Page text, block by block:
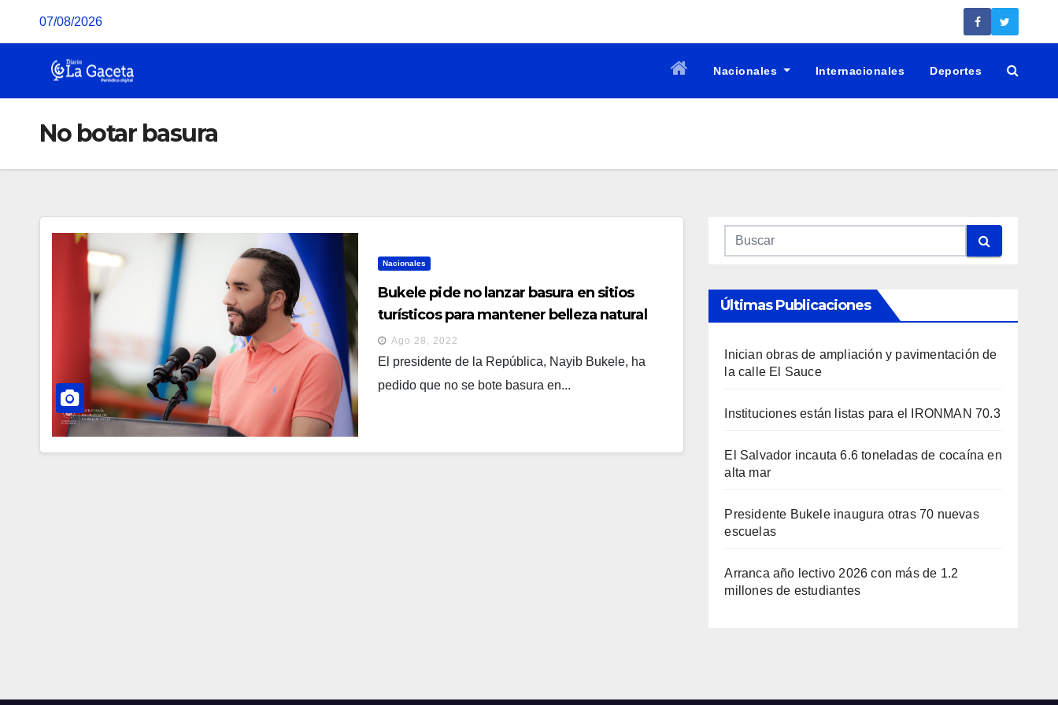
07/08/2026
Nacionales Internacionales Deportes
No botar basura
Nacionales
Bukele pide no lanzar basura en sitios
turísticos para mantener belleza natural
Ago 28, 2022
El presidente de la República, Nayib Bukele, ha
pedido que no se bote basura en...
Últimas Publicaciones
Inician obras de ampliación y pavimentación de
la calle El Sauce
Instituciones están listas para el IRONMAN 70.3
El Salvador incauta 6.6 toneladas de cocaína en
alta mar
Presidente Bukele inaugura otras 70 nuevas
escuelas
Arranca año lectivo 2026 con más de 1.2
millones de estudiantes